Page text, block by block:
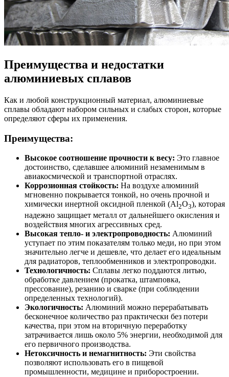
Преимущества и недостатки
алюминиевых сплавов
Как и любой конструкционный материал, алюминиевые
сплавы обладают набором сильных и слабых сторон, которые
определяют сферы их применения.
Преимущества:
Высокое соотношение прочности к весу: Это главное
достоинство, сделавшее алюминий незаменимым в
авиакосмической и транспортной отраслях.
Коррозионная стойкость: На воздухе алюминий
мгновенно покрывается тонкой, но очень прочной и
химически инертной оксидной пленкой (Al2O3), которая
надежно защищает металл от дальнейшего окисления и
воздействия многих агрессивных сред.
Высокая тепло- и электропроводность: Алюминий
уступает по этим показателям только меди, но при этом
значительно легче и дешевле, что делает его идеальным
для радиаторов, теплообменников и электропроводки.
Технологичность: Сплавы легко поддаются литью,
обработке давлением (прокатка, штамповка,
прессование), резанию и сварке (при соблюдении
определенных технологий).
Экологичность: Алюминий можно перерабатывать
бесконечное количество раз практически без потери
качества, при этом на вторичную переработку
затрачивается лишь около 5% энергии, необходимой для
его первичного производства.
Нетоксичность и немагнитность: Эти свойства
позволяют использовать его в пищевой
промышленности, медицине и приборостроении.